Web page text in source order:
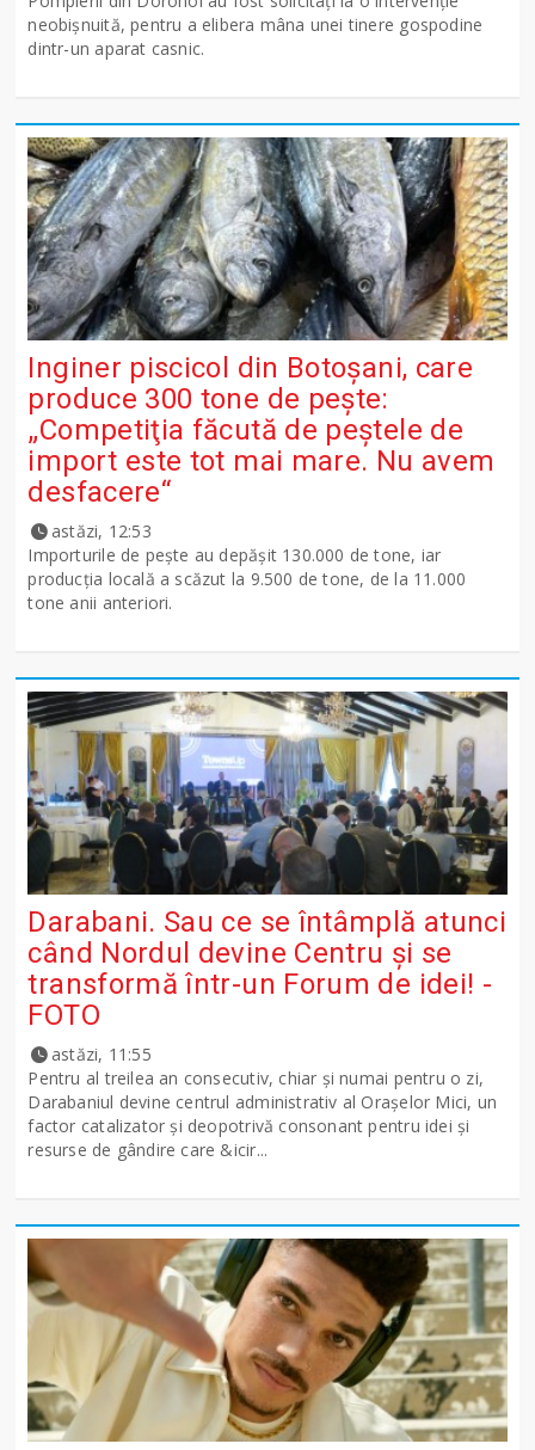
neobișnuită, pentru a elibera mâna unei tinere gospodine
dintr-un aparat casnic.
Inginer piscicol din Botoşani, care
produce 300 tone de peşte:
„Competiţia făcută de peştele de
import este tot mai mare. Nu avem
desfacere“
astăzi, 12:53
Importurile de peşte au depăşit 130.000 de tone, iar
producţia locală a scăzut la 9.500 de tone, de la 11.000
tone anii anteriori.
Darabani. Sau ce se întâmplă atunci
când Nordul devine Centru și se
transformă într-un Forum de idei! -
FOTO
astăzi, 11:55
Pentru al treilea an consecutiv, chiar și numai pentru o zi,
Darabaniul devine centrul administrativ al Orașelor Mici, un
factor catalizator și deopotrivă consonant pentru idei și
resurse de gândire care &icir...